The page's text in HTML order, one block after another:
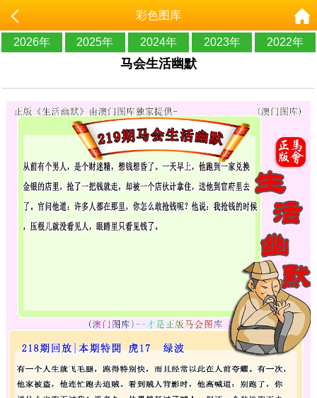
彩色图库
2026年 2025年 2024年 2023年 2022年
马会生活幽默